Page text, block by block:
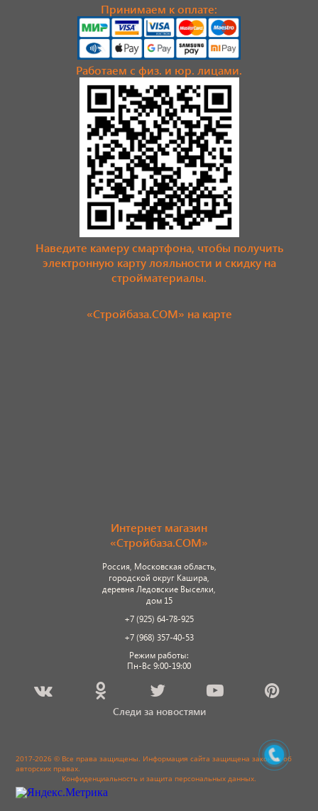
Принимаем к оплате:
Работаем с физ. и юр. лицами.
Наведите камеру смартфона, чтобы получить
электронную карту лояльности и скидку на
стройматериалы.
«Стройбаза.COM» на карте
Интернет магазин
«Стройбаза.COM»
Россия, Московская область,
городской округ Кашира,
деревня Ледовские Выселки,
дом 15
+7 (925) 64-78-925
+7 (968) 357-40-53
Режим работы:
Пн-Вс 9:00-19:00
Следи за новостями
2017-2026 © Все права защищены. Информация сайта защищена законом об
авторских правах.
Конфиденциальность и защита персональных данных.